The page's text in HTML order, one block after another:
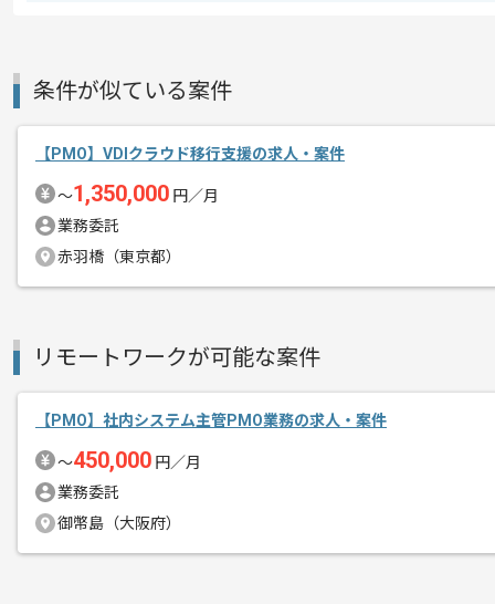
メント
PMOの経験を活かすことができます。
新しいアイディアや技術を積極的に導入
条件が似ている案件
【PMO】VDIクラウド移行支援の求人・案件
〜1,350,000 円／月
業務委託
赤羽橋（東京都）
リモートワークが可能な案件
【PMO】社内システム主管PMO業務の求人・案件
〜450,000 円／月
業務委託
御幣島（大阪府）